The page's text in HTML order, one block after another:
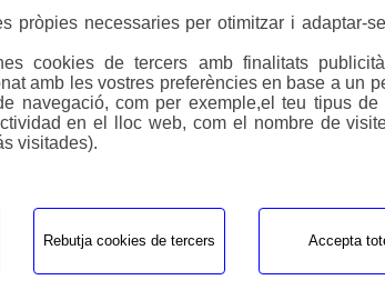
pròpies necessaries per otimitzar i adaptar-
cookies de tercers amb finalitats
amb les vostres preferències en base a un
navegació, com per exemple,el teu tipus de
en el lloc web, com el nombre de
visitades).
Rebutja cookies de tercers Accepta
KTM EXC-R 250 - 2011